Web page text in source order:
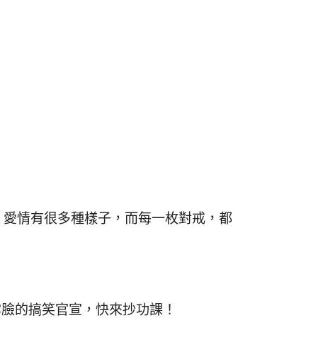
情有很多種樣子，而每一枚對戒，都
的搞笑官宣，快來抄功課！